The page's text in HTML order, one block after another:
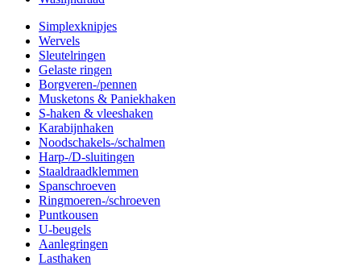
Simplexknipjes
Wervels
Sleutelringen
Gelaste ringen
Borgveren-/pennen
Musketons & Paniekhaken
S-haken & vleeshaken
Karabijnhaken
Noodschakels-/schalmen
Harp-/D-sluitingen
Staaldraadklemmen
Spanschroeven
Ringmoeren-/schroeven
Puntkousen
U-beugels
Aanlegringen
Lasthaken